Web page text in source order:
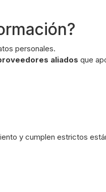
personales.
aliados que
y cumplen estrictos